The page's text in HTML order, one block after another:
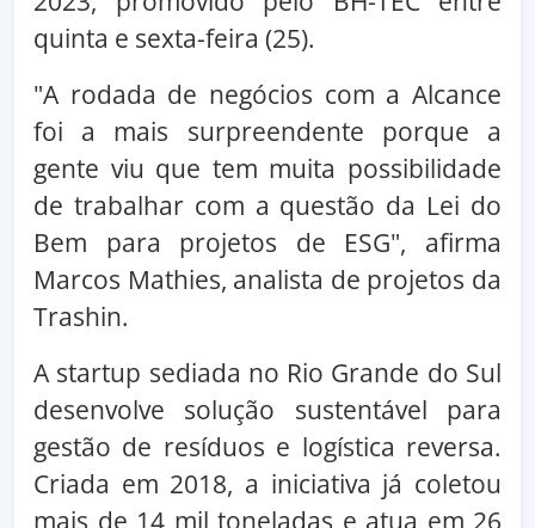
quinta e sexta-feira (25).
"A rodada de negócios com a Alcance
foi a mais surpreendente porque a
gente viu que tem muita possibilidade
de trabalhar com a questão da Lei do
Bem para projetos de ESG", afirma
Marcos Mathies, analista de projetos da
Trashin.
A startup sediada no Rio Grande do Sul
desenvolve solução sustentável para
gestão de resíduos e logística reversa.
Criada em 2018, a iniciativa já coletou
mais de 14 mil toneladas e atua em 26